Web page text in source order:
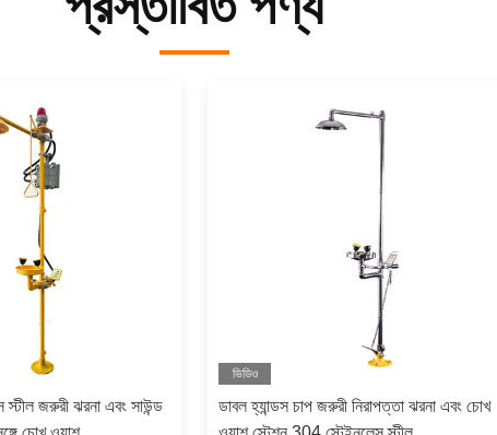
জরুরী ঝরনা এবং সাউন্ড
ভিডিও
ডাবল হ্যান্ডস চাপ জরুরী নিরাপত্তা ঝরনা এবং চোখ